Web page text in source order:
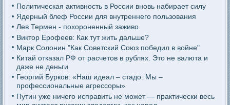
Политическая активность в России вновь набирает силу
Ядерный блеф России для внутреннего пользования
Лев Термен - похороненный заживо
Виктор Ерофеев: Как тут жить дальше?
Марк Солонин "Как Советский Союз победил в войне"
Китай отказал РФ от расчетов в рублях. Это не валюта и
даже не деньги
Георгий Бурков: «Наш идеал – стадо. Мы –
профессиональные агрессоры»
Путин уже ничего исправить не может — практически весь